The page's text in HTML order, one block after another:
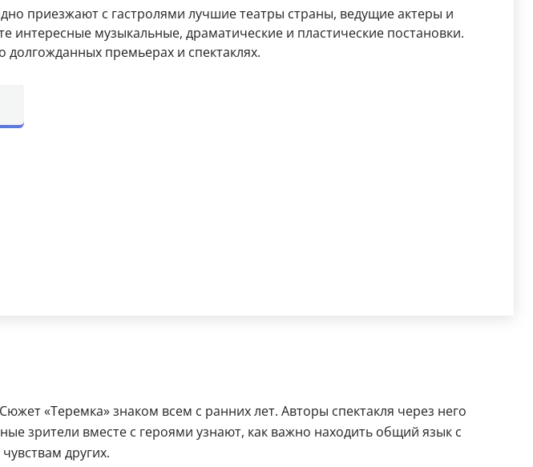
приезжают с гастролями лучшие театры страны, ведущие актеры и
интересные музыкальные, драматические и пластические постановки.
премьерах и спектаклях.
Сюжет «Теремка» знаком всем с ранних лет. Авторы спектакля через него
зрители вместе с героями узнают, как важно находить общий язык с
других.